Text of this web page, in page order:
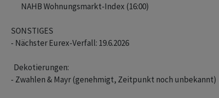
       NAHB Wohnungsmarkt-Index (16:00)
SONSTIGES
- Nächster Eurex-Verfall: 19.6.2026
  Dekotierungen:
- Zwahlen & Mayr (genehmigt, Zeitpunkt noch unbekannt)